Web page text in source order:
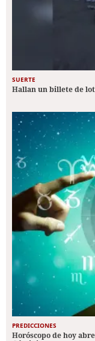
SUERTE
Hallan un billete de
PREDICCIONES
Horóscopo de hoy